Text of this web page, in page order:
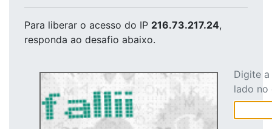
Para liberar o acesso do IP 216.73.217.24,
responda ao desafio abaixo.
Digite
lado no